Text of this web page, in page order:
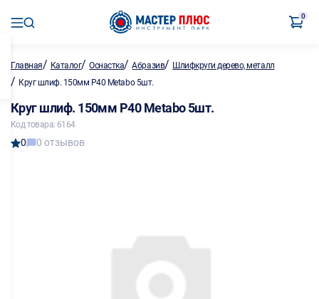
0
Главная/ Каталог/Оснастка/Абразив/ Шлифкруги дерево, металл
/ Круг шлиф. 150мм P40 Metabo 5шт.
Круг шлиф. 150мм P40 Metabo 5шт.
Код товара: 6164
0 0 отзывов